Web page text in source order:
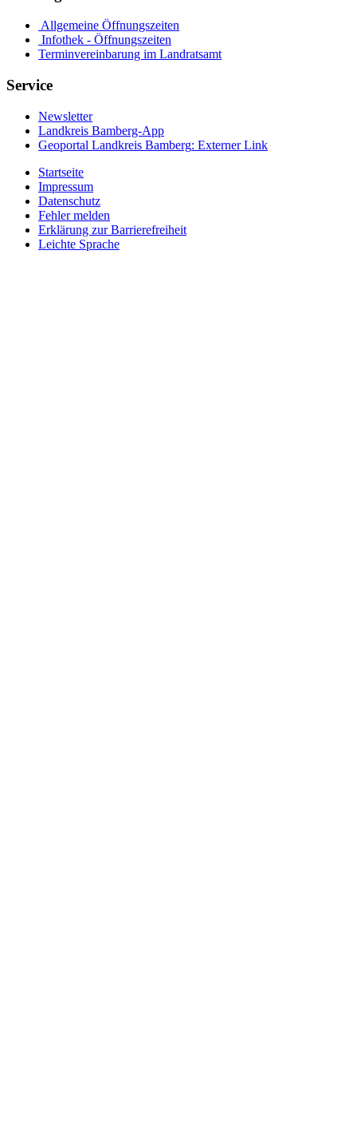
Allgemeine Öffnungszeiten
Infothek - Öffnungszeiten
Terminvereinbarung im Landratsamt
Service
Newsletter
Landkreis Bamberg-App
Geoportal Landkreis Bamberg: Externer Link
Startseite
Impressum
Datenschutz
Fehler melden
Erklärung zur Barrierefreiheit
Leichte Sprache